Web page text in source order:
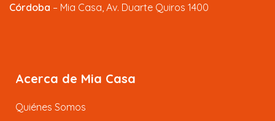
Córdoba – Mia Casa, Av. Duarte Quiros 1400
Acerca de Mia Casa
Quiénes Somos